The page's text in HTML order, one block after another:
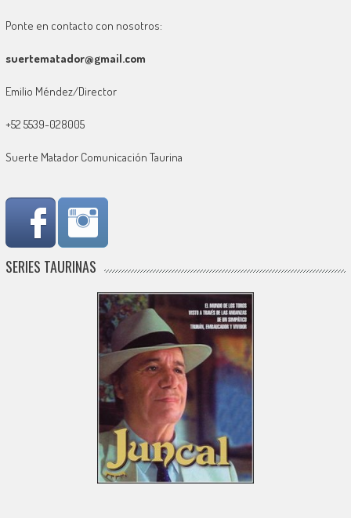
Ponte en contacto con nosotros:
suertematador@gmail.com
Emilio Méndez/Director
+52 5539-028005
Suerte Matador Comunicación Taurina
SERIES TAURINAS